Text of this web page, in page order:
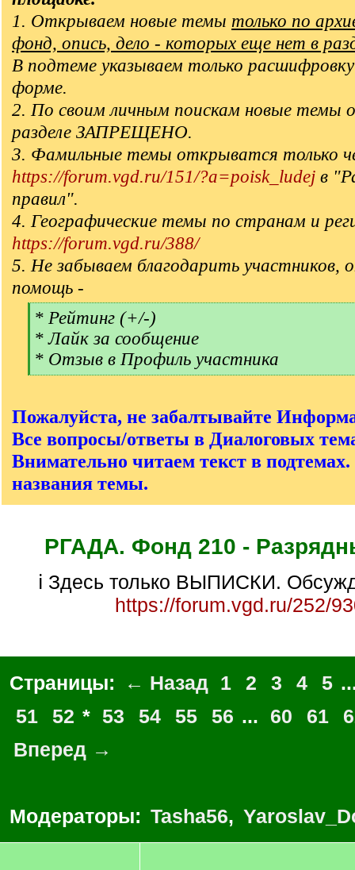
1. Открываем новые темы только по
фонд, опись, дело - которых еще нет в
В подтеме указываем только
форме.
2. По своим личным поискам новые темы
разделе ЗАПРЕЩЕНО.
3. Фамильные темы открыватся только
https://forum.vgd.ru/151/?a=poisk_ludej в
правил".
4. Географические темы по странам и
https://forum.vgd.ru/388/
5. Не забываем благодарить участников,
помощь -
[
]
* Рейтинг (+/-)
* Лайк за сообщение
* Отзыв в Профиль участника
[
]
Пожалуйста, не забалтывайте
Все вопросы/ответы в Диалоговых
Внимательно читаем текст в
названия темы.
РГАДА. Фонд 210 -
ℹ Здесь только ВЫПИСКИ.
https://forum.vgd.ru/252/
Страницы: ← Назад 1 2 3 4 5
51
52 * 53 54 55 56 ... 60 61
Вперед →
Модераторы: Tasha56,